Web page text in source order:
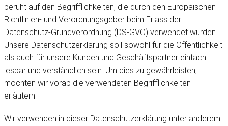
beruht auf den Begrifflichkeiten, die durch den Europäischen
Richtlinien- und Verordnungsgeber beim Erlass der
Datenschutz-Grundverordnung (DS-GVO) verwendet wurden.
Unsere Datenschutzerklärung soll sowohl für die Öffentlichkeit
als auch für unsere Kunden und Geschäftspartner einfach
lesbar und verständlich sein. Um dies zu gewährleisten,
möchten wir vorab die verwendeten Begrifflichkeiten
erläutern.
Wir verwenden in dieser Datenschutzerklärung unter anderem